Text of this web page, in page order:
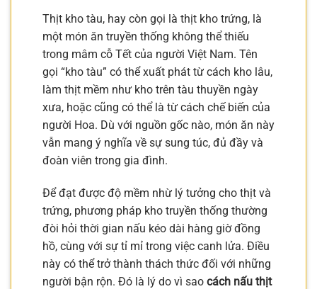
Thịt kho tàu, hay còn gọi là thịt kho trứng, là
một món ăn truyền thống không thể thiếu
trong mâm cỗ Tết của người Việt Nam. Tên
gọi “kho tàu” có thể xuất phát từ cách kho lâu,
làm thịt mềm như kho trên tàu thuyền ngày
xưa, hoặc cũng có thể là từ cách chế biến của
người Hoa. Dù với nguồn gốc nào, món ăn này
vẫn mang ý nghĩa về sự sung túc, đủ đầy và
đoàn viên trong gia đình.
Để đạt được độ mềm nhừ lý tưởng cho thịt và
trứng, phương pháp kho truyền thống thường
đòi hỏi thời gian nấu kéo dài hàng giờ đồng
hồ, cùng với sự tỉ mỉ trong việc canh lửa. Điều
này có thể trở thành thách thức đối với những
người bận rộn. Đó là lý do vì sao cách nấu thịt